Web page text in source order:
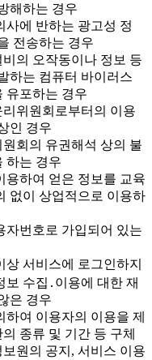
해하는 경우
사에 반하는 광고성 정
전송하는 경우
의 오작동이나 정보 등
하는 컴퓨터 바이러스
유포하는 경우
리위원회로부터의 이용
인 경우
회의 유권해석 상의 불
하는 경우
용하여 얻은 정보를 교육
없이 상업적으로 이용하
자번호로 가입되어 있는
상 서비스에 로그인하지
보 수집․이용에 대한 재
은 경우
여 이용자의 이용을 제
종류 및 기간 등 구체
원의 공지, 서비스 이용